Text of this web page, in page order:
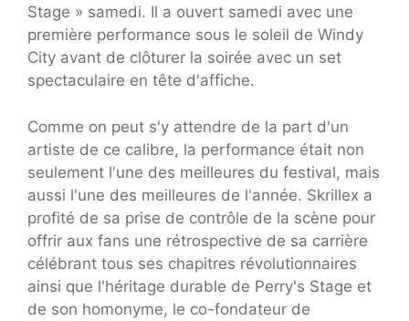
Stage » samedi. Il a ouvert samedi avec une
première performance sous le soleil de Windy
City avant de clôturer la soirée avec un set
spectaculaire en tête d'affiche.
Comme on peut s'y attendre de la part d'un
artiste de ce calibre, la performance était non
seulement l'une des meilleures du festival, mais
aussi l'une des meilleures de l'année. Skrillex a
profité de sa prise de contrôle de la scène pour
offrir aux fans une rétrospective de sa carrière
célébrant tous ses chapitres révolutionnaires
ainsi que l'héritage durable de Perry's Stage et
de son homonyme, le co-fondateur de